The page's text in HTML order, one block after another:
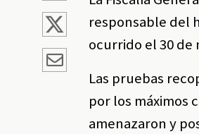
responsable del
ocurrido el 30 de
Las pruebas
por los máximos
amenazaron y